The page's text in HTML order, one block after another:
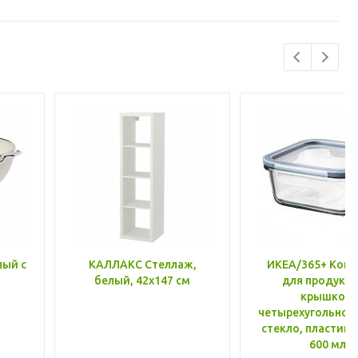
с
КАЛЛАКС Стеллаж,
белый, 42x147 см
ИКЕА/365+
для
крышкой,
стекло, пластик
600 мл